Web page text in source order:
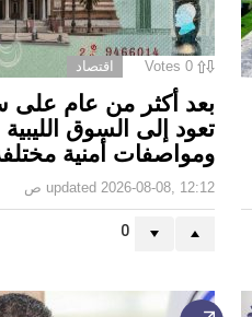
0
Votes اقتصاد
تعود إلى السوق
ومواصفات أمنية
updated 2026-08-08, 12:12 ص
0